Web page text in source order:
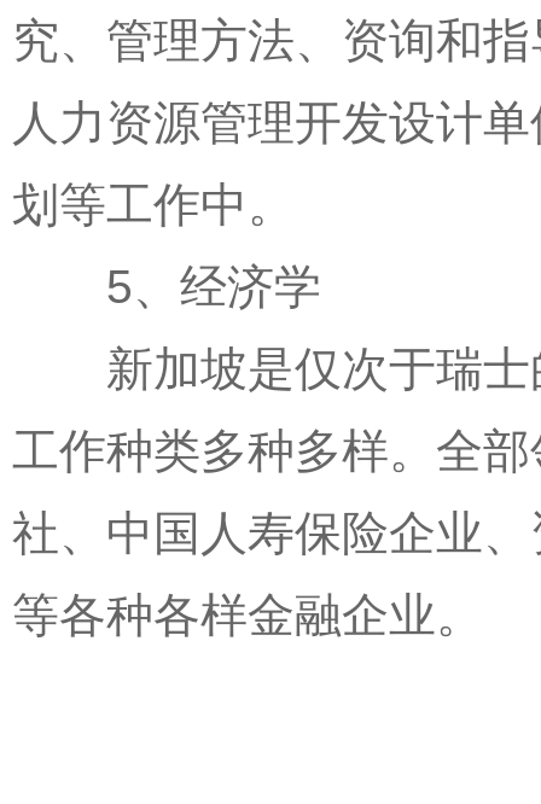
究、管理方法、资询和
人力资源管理开发设计
划等工作中。
5、经济学
新加坡是仅次于瑞士
工作种类多种多样。全
社、中国人寿保险企业
等各种各样金融企业。